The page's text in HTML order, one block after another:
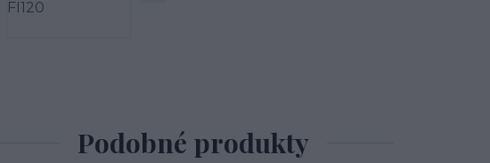
Podobné produkty